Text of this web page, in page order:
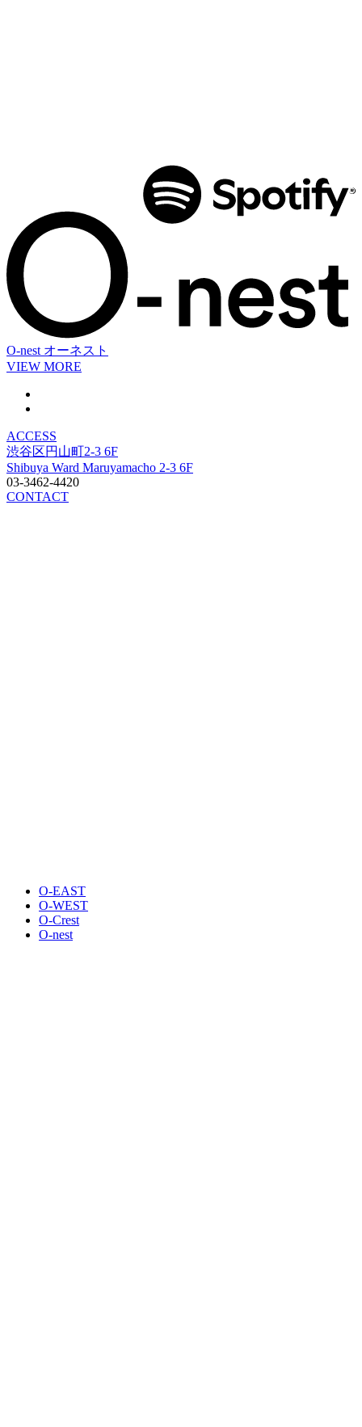
O-nest オーネスト
VIEW MORE
ACCESS
渋谷区円山町2-3 6F
Shibuya Ward Maruyamacho 2-3 6F
03-3462-4420
CONTACT
O-EAST
O-WEST
O-Crest
O-nest